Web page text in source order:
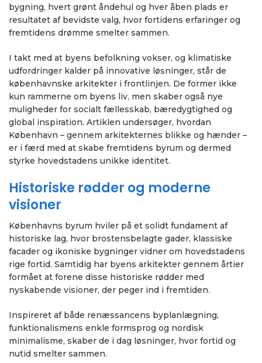
bygning, hvert grønt åndehul og hver åben plads er
resultatet af bevidste valg, hvor fortidens erfaringer og
fremtidens drømme smelter sammen.
I takt med at byens befolkning vokser, og klimatiske
udfordringer kalder på innovative løsninger, står de
københavnske arkitekter i frontlinjen. De former ikke
kun rammerne om byens liv, men skaber også nye
muligheder for socialt fællesskab, bæredygtighed og
global inspiration. Artiklen undersøger, hvordan
København – gennem arkitekternes blikke og hænder –
er i færd med at skabe fremtidens byrum og dermed
styrke hovedstadens unikke identitet.
Historiske rødder og moderne
visioner
Københavns byrum hviler på et solidt fundament af
historiske lag, hvor brostensbelagte gader, klassiske
facader og ikoniske bygninger vidner om hovedstadens
rige fortid. Samtidig har byens arkitekter gennem årtier
formået at forene disse historiske rødder med
nyskabende visioner, der peger ind i fremtiden.
Inspireret af både renæssancens byplanlægning,
funktionalismens enkle formsprog og nordisk
minimalisme, skaber de i dag løsninger, hvor fortid og
nutid smelter sammen.